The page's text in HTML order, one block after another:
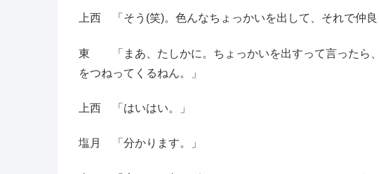
上西 「そう(笑)。色んなちょっかいを出して、それで仲
東 「まあ、たしかに。ちょっかいを出すって言ったら
をつねってくるねん。」
上西 「はいはい。」
塩月 「分かります。」